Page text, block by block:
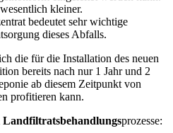
kleiner.
bedeutet sehr wichtige
dieses Abfalls.
die für die Installation des neuen
bereits nach nur 1 Jahr und 2
ab diesem Zeitpunkt von
profitieren kann.
Landfiltratsbehandlungsprozesse: